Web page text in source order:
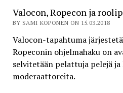
Valocon, Ropecon ja
BY SAMI KOPONEN ON 15.03.2018
Valocon-tapahtuma
Ropeconin ohjelmahaku on
selvitetään pelattuja pelejä ja
moderaattoreita.